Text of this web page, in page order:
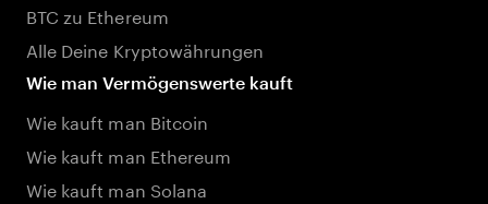
BTC zu Ethereum
Alle Deine Kryptowährungen
Wie man Vermögenswerte kauft
Wie kauft man Bitcoin
Wie kauft man Ethereum
Wie kauft man Solana